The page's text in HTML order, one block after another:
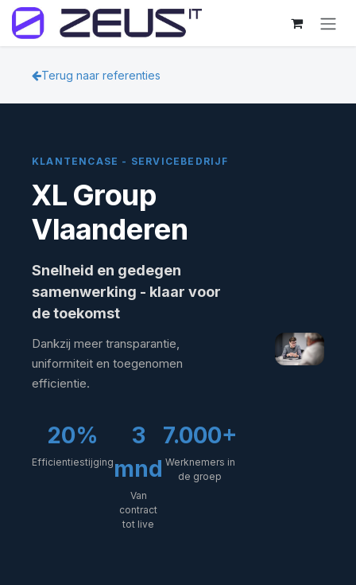
Overslaan naar inhoud
Terug naar referenties
KLANTENCASE - SERVICEBEDRIJF
XL Group
Vlaanderen
Snelheid en gedegen
samenwerking - klaar voor
de toekomst
Dankzij meer transparantie,
uniformiteit en toegenomen
efficientie.
20%
Efficientiestijging
3
mnd
Van
contract
tot live
7.000+
Werknemers in
de groep